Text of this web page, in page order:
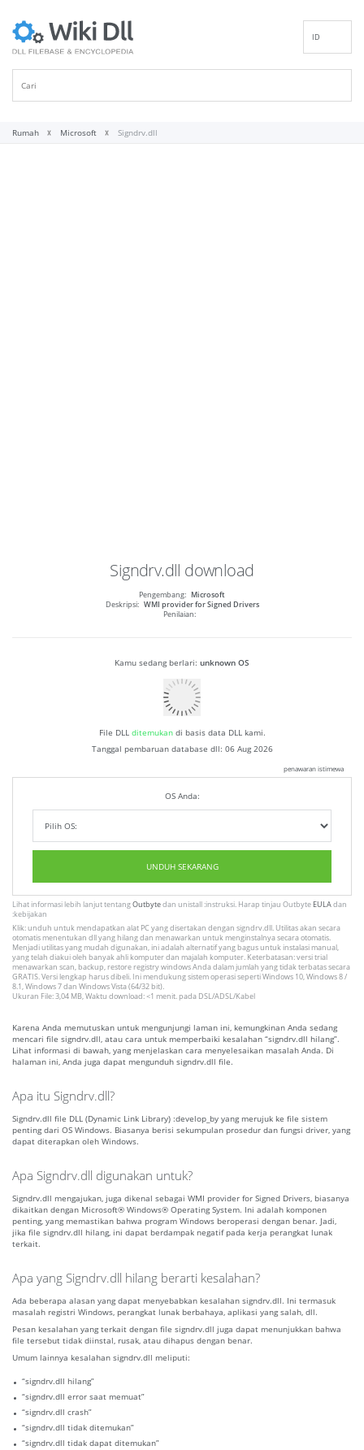
ID
Rumah Microsoft Signdrv.dll
Signdrv.dll download
Pengembang: Microsoft
Deskripsi: WMI provider for Signed Drivers
Penilaian:
Kamu sedang berlari: unknown OS
File DLL ditemukandi basis data DLL kami.
Tanggal pembaruan database dll: 06 Aug 2026
penawaran istimewa
OS Anda:
UNDUH SEKARANG
Lihat informasi lebih lanjut tentangOutbytedan unistall :instruksi. Harap tinjau Outbyte EULAdan
:kebijakan
Klik: unduh untuk mendapatkan alat PC yang disertakan dengan signdrv.dll. Utilitas akan secara
otomatis menentukan dll yang hilang dan menawarkan untuk menginstalnya secara otomatis.
Menjadi utilitas yang mudah digunakan, ini adalah alternatif yang bagus untuk instalasi manual,
yang telah diakui oleh banyak ahli komputer dan majalah komputer. Keterbatasan: versi trial
menawarkan scan, backup, restore registry windows Anda dalam jumlah yang tidak terbatas secara
GRATIS. Versi lengkap harus dibeli. Ini mendukung sistem operasi seperti Windows 10, Windows 8 /
8.1, Windows 7 dan Windows Vista (64/32 bit).
Ukuran File: 3,04 MB, Waktu download: <1 menit. pada DSL/ADSL/Kabel
Karena Anda memutuskan untuk mengunjungi laman ini, kemungkinan Anda sedang
mencari file signdrv.dll, atau cara untuk memperbaiki kesalahan “signdrv.dll hilang”.
Lihat informasi di bawah, yang menjelaskan cara menyelesaikan masalah Anda. Di
halaman ini, Anda juga dapat mengunduh signdrv.dll file.
Apa itu Signdrv.dll?
Signdrv.dll file DLL (Dynamic Link Library) :develop_by yang merujuk ke file sistem
penting dari OS Windows. Biasanya berisi sekumpulan prosedur dan fungsi driver, yang
dapat diterapkan oleh Windows.
Apa Signdrv.dll digunakan untuk?
Signdrv.dll mengajukan, juga dikenal sebagai WMI provider for Signed Drivers, biasanya
dikaitkan dengan Microsoft® Windows® Operating System. Ini adalah komponen
penting, yang memastikan bahwa program Windows beroperasi dengan benar. Jadi,
jika file signdrv.dll hilang, ini dapat berdampak negatif pada kerja perangkat lunak
terkait.
Apa yang Signdrv.dll hilang berarti kesalahan?
Ada beberapa alasan yang dapat menyebabkan kesalahan signdrv.dll. Ini termasuk
masalah registri Windows, perangkat lunak berbahaya, aplikasi yang salah, dll.
Pesan kesalahan yang terkait dengan file signdrv.dll juga dapat menunjukkan bahwa
file tersebut tidak diinstal, rusak, atau dihapus dengan benar.
Umum lainnya kesalahan signdrv.dll meliputi:
“signdrv.dll hilang”
“signdrv.dll error saat memuat”
“signdrv.dll crash”
“signdrv.dll tidak ditemukan”
“signdrv.dll tidak dapat ditemukan”